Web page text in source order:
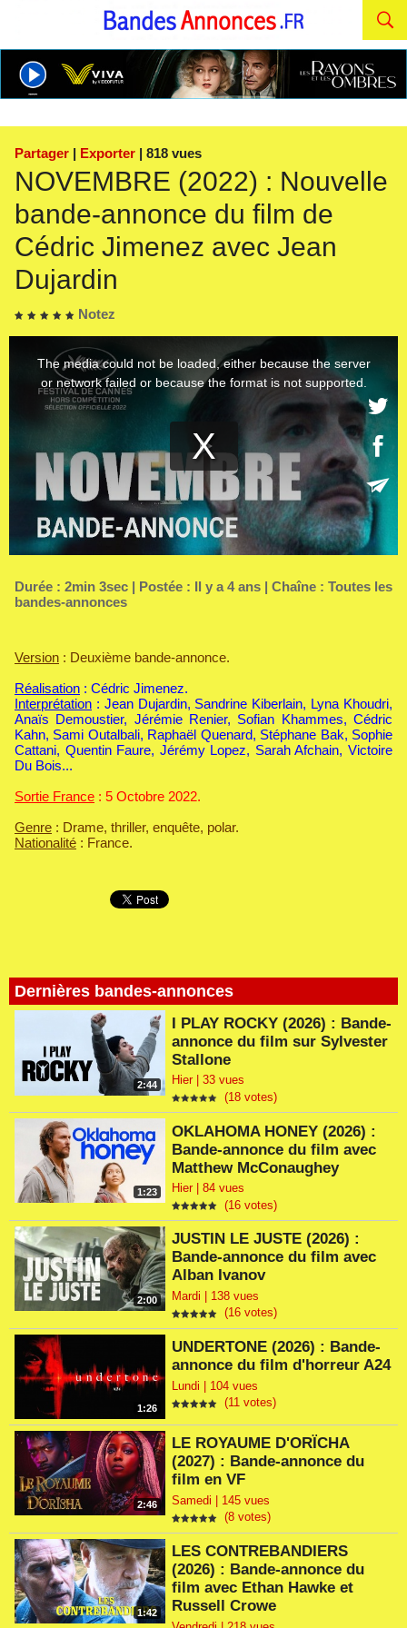
Partager | Exporter | 818 vues
NOVEMBRE (2022) : Nouvelle
bande-annonce du film de
Cédric Jimenez avec Jean
Dujardin
Notez
Dernières bandes-annonces
2:44
I PLAY ROCKY (2026) : Bande-
annonce du film sur Sylvester
Stallone
Hier | 33 vues
(18 votes)
1:23
OKLAHOMA HONEY (2026) :
Bande-annonce du film avec
Matthew McConaughey
Hier | 84 vues
(16 votes)
2:00
JUSTIN LE JUSTE (2026) :
Bande-annonce du film avec
Alban Ivanov
Mardi | 138 vues
(16 votes)
1:26
UNDERTONE (2026) : Bande-
annonce du film d'horreur A24
Lundi | 104 vues
(11 votes)
2:46
LE ROYAUME D'ORÏCHA
(2027) : Bande-annonce du
film en VF
Samedi | 145 vues
(8 votes)
1:42
LES CONTREBANDIERS
(2026) : Bande-annonce du
film avec Ethan Hawke et
Russell Crowe
Durée : 2min 3sec | Postée : Il y a 4 ans | Chaîne : Toutes les
bandes-annonces
Version : Deuxième bande-annonce.
Réalisation : Cédric Jimenez.
Interprétation : Jean Dujardin, Sandrine Kiberlain, Lyna Khoudri,
Anaïs Demoustier, Jérémie Renier, Sofian Khammes, Cédric
Kahn, Sami Outalbali, Raphaël Quenard, Stéphane Bak, Sophie
Cattani, Quentin Faure, Jérémy Lopez, Sarah Afchain, Victoire
Du Bois...
Sortie France : 5 Octobre 2022.
Genre : Drame, thriller, enquête, polar.
Nationalité : France.